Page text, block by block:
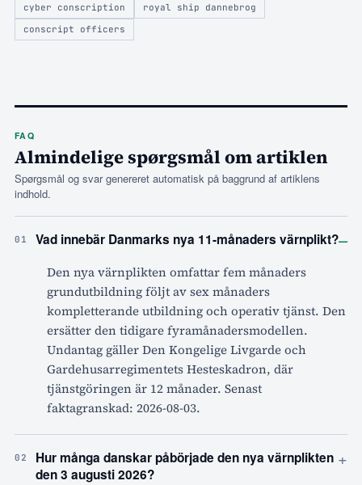
cyber conscription
royal ship dannebrog
conscript officers
FAQ
Almindelige spørgsmål om artiklen
Spørgsmål og svar genereret automatisk på baggrund af artiklens
indhold.
01 Vad innebär Danmarks nya 11-månaders värnplikt?–
Den nya värnplikten omfattar fem månaders
grundutbildning följt av sex månaders
kompletterande utbildning och operativ tjänst. Den
ersätter den tidigare fyramånadersmodellen.
Undantag gäller Den Kongelige Livgarde och
Gardehusarregimentets Hesteskadron, där
tjänstgöringen är 12 månader. Senast
faktagranskad: 2026-08-03.
02
Hur många danskar påbörjade den nya värnplikten
den 3 augusti 2026?
+